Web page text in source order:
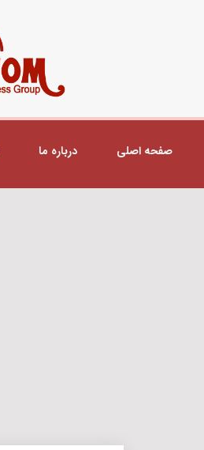
صفحه اصلی درباره ما